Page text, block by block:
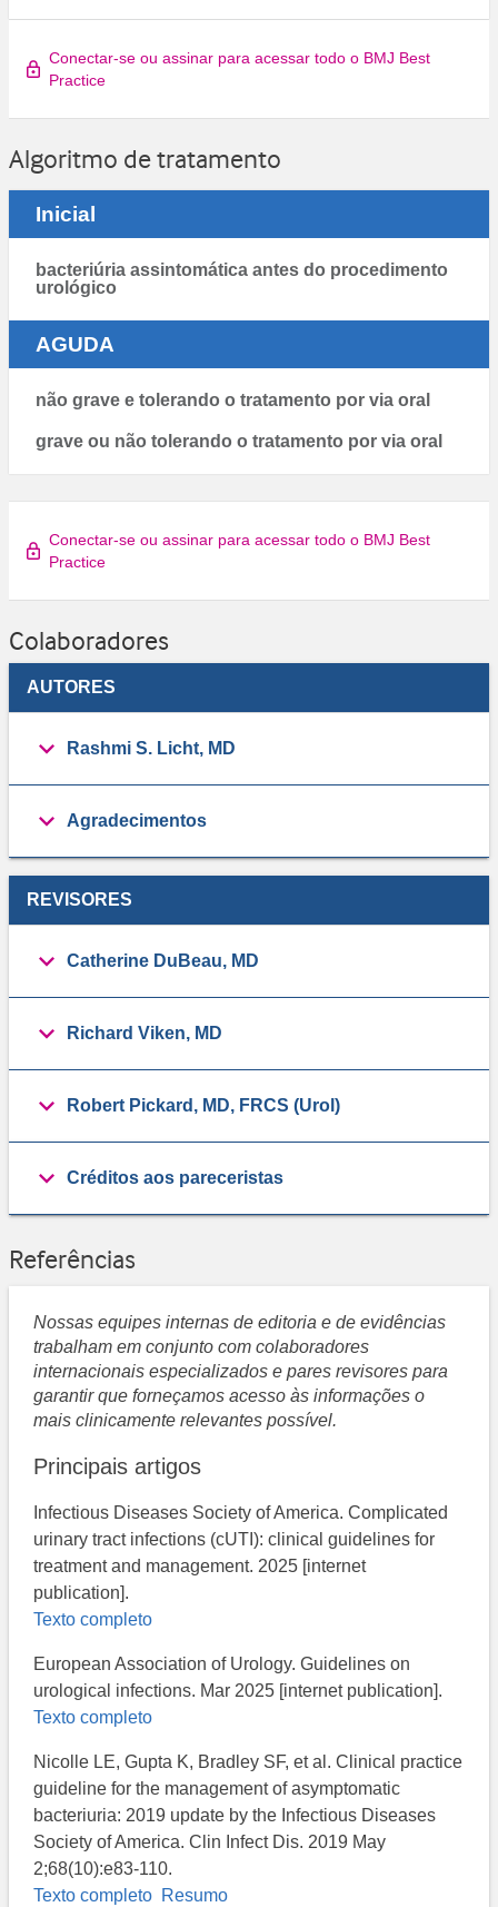
Conectar-se ou assinar para acessar todo o BMJ Best
Practice
Algoritmo de tratamento
Inicial
bacteriúria assintomática antes do procedimento
urológico
AGUDA
não grave e tolerando o tratamento por via oral
grave ou não tolerando o tratamento por via oral
Conectar-se ou assinar para acessar todo o BMJ Best
Practice
Colaboradores
AUTORES
Rashmi S. Licht, MD
Agradecimentos
REVISORES
Catherine DuBeau, MD
Richard Viken, MD
Robert Pickard, MD, FRCS (Urol)
Créditos aos pareceristas
Referências
Nossas equipes internas de editoria e de evidências
trabalham em conjunto com colaboradores
internacionais especializados e pares revisores para
garantir que forneçamos acesso às informações o
mais clinicamente relevantes possível.
Principais artigos
Infectious Diseases Society of America. Complicated
urinary tract infections (cUTI): clinical guidelines for
treatment and management.​ 2025 [internet
publication].
Texto completo
European Association of Urology. Guidelines on
urological infections. Mar 2025 [internet publication].
Texto completo
Nicolle LE, Gupta K, Bradley SF, et al. Clinical practice
guideline for the management of asymptomatic
bacteriuria: 2019 update by the Infectious Diseases
Society of America. Clin Infect Dis. 2019 May
2;68(10):e83-110.
Texto completo Resumo